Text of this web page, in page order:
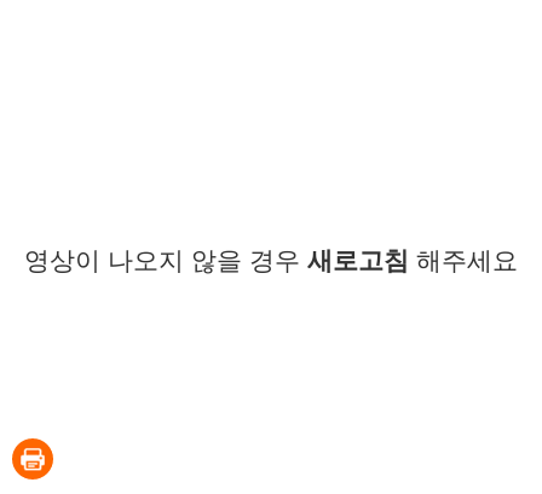
영상이 나오지 않을 경우 새로고침 해주세요